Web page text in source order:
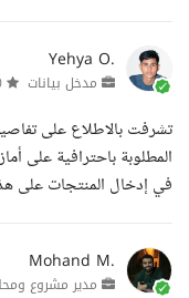
Yehya O.
مدخل بيانات
تشرفت بالاطلاع على
في إدخال المنتجات على
Mohand M.
مدير مشروع